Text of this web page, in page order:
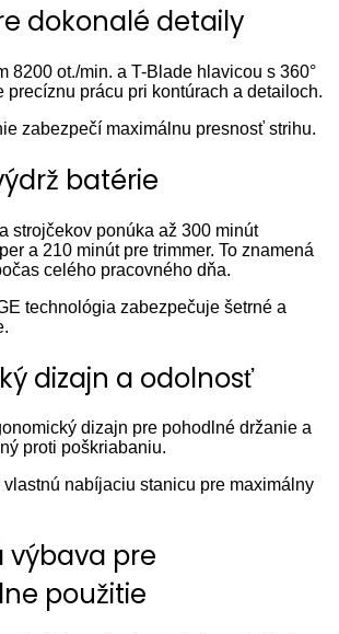
dokonalé detaily
8200 ot./min. a T-Blade hlavicou s 360°
precíznu prácu pri kontúrach a detailoch.
zabezpečí maximálnu presnosť strihu.
batérie
strojčekov ponúka až 300 minút
a 210 minút pre trimmer. To znamená
celého pracovného dňa.
technológia zabezpečuje šetrné a
dizajn a odolnosť
dizajn pre pohodlné držanie a
proti poškriabaniu.
vlastnú nabíjaciu stanicu pre maximálny
výbava pre
použitie